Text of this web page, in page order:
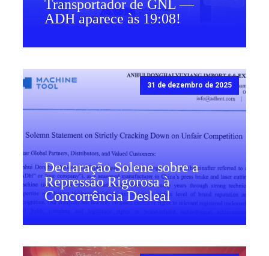
Transportador de GNL —
ADH aparece às 19:08!
31 de dezembro de 2025
Declaração Solene sobre a
Repressão Rigorosa à
Concorrência Desleal